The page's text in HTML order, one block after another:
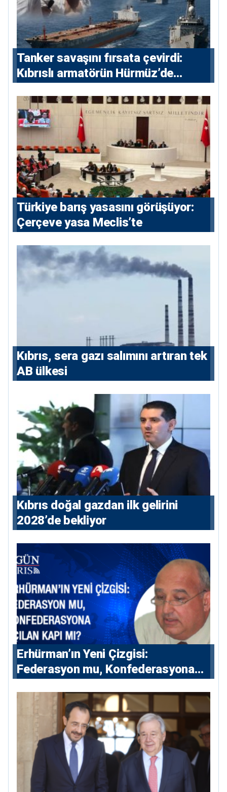
Tanker savaşını fırsata çevirdi:
Kıbrıslı armatörün Hürmüz’de
Türkiye barış yasasını görüşüyor:
Çerçeve yasa Meclis’te
Kıbrıs, sera gazı salımını artıran tek
AB ülkesi
Kıbrıs doğal gazdan ilk gelirini
2028’de bekliyor
Erhürman’ın Yeni Çizgisi:
Federasyon mu, Konfederasyona